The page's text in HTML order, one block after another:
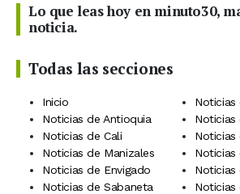
Lo que leas hoy en minuto30,
noticia.
Todas las secciones
Inicio
Noticias
Noticias de Antioquia
Noticias de Cali
Noticias
Noticias de Manizales
Noticias de Envigado
Noticias
Noticias de Sabaneta
Noticias